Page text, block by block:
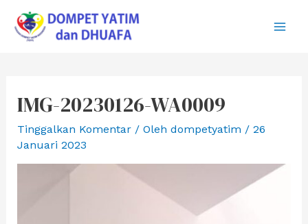
konten
IMG-20230126-WA0009
Tinggalkan Komentar / Oleh dompetyatim / 26
Januari 2023